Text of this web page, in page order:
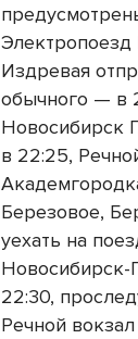
Издревая
обычного — в
Новосибирск
в 22:25,
Березовое,
уехать на
Новосибирск-
22:30,
Речной